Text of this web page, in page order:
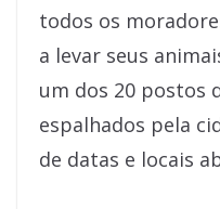
todos os
a levar seus
um dos 20 postos
espalhados pela
de datas e locais